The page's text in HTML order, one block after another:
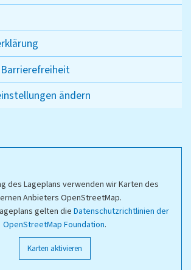
ändern
des Lageplans verwenden wir Karten des
Anbieters OpenStreetMap.
gelten die Datenschutzrichtlinien der
OpenStreetMap Foundation.
Karten aktivieren